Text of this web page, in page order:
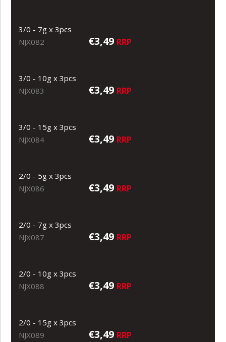
3/0 - 7g x 3pcs
NJX082
€3,49 RRP
3/0 - 10g x 3pcs
NJX083
€3,49 RRP
3/0 - 15g x 3pcs
NJX084
€3,49 RRP
2/0 - 5g x 3pcs
NJX086
€3,49 RRP
2/0 - 7g x 3pcs
NJX087
€3,49 RRP
2/0 - 10g x 3pcs
NJX088
€3,49 RRP
2/0 - 15g x 3pcs
NJX089
€3,49 RRP